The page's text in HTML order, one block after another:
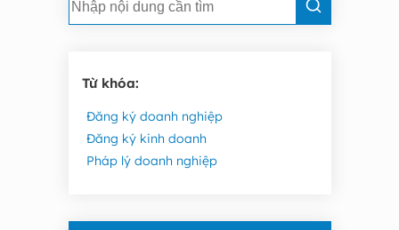
Từ khóa:
Đăng ký doanh nghiệp
Đăng ký kinh doanh
Pháp lý doanh nghiệp